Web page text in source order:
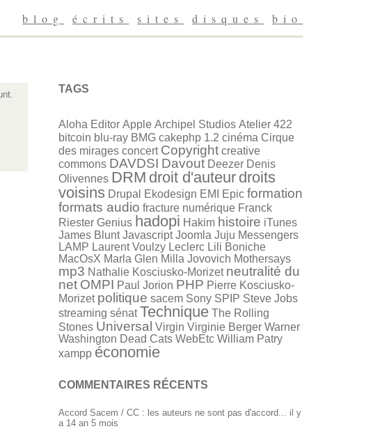
blog
écrits sites disques bio
TAGS
Aloha Editor Apple Archipel Studios Atelier 422
bitcoin blu-ray BMG cakephp 1.2 cinéma Cirque
des mirages concert Copyright creative
commons DAVDSI Davout Deezer Denis
Olivennes DRM droit d'auteur droits
voisins Drupal Ekodesign EMI Epic formation
formats audio fracture numérique Franck
Riester Genius hadopi Hakim histoire iTunes
James Blunt Javascript Joomla Juju Messengers
LAMP Laurent Voulzy Leclerc Lili Boniche
MacOsX Marla Glen Milla Jovovich Mothersays
mp3 Nathalie Kosciusko-Morizet neutralité du
net OMPI Paul Jorion PHP Pierre Kosciusko-
Morizet politique sacem Sony SPIP Steve Jobs
streaming sénat Technique The Rolling
Stones Universal Virgin Virginie Berger Warner
Washington Dead Cats WebEtc William Patry
xampp économie
COMMENTAIRES RÉCENTS
Accord Sacem / CC : les auteurs ne sont pas d'accord...
il y
a 14 an 5 mois